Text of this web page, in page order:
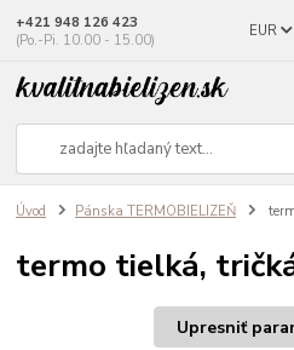
EUR
+421 948 126 423
(Po.-Pi. 10.00 - 15.00)
Úvod Pánska TERMOBIELIZEŇ
termo tielká,
Upresniť